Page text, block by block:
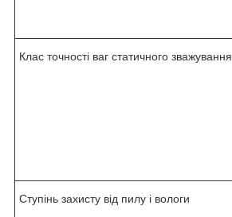
Клас точності ваг статичного зважування
Ступінь захисту від пилу і вологи